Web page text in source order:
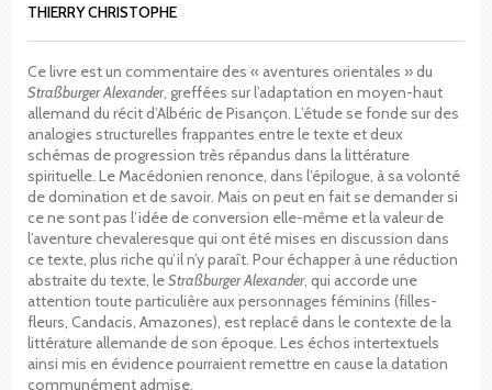
THIERRY CHRISTOPHE
Ce livre est un commentaire des « aventures orientales » du
Straßburger Alexander, greffées sur l’adaptation en moyen-haut
allemand du récit d’Albéric de Pisançon. L’étude se fonde sur des
analogies structurelles frappantes entre le texte et deux
schémas de progression très répandus dans la littérature
spirituelle. Le Macédonien renonce, dans l’épilogue, à sa volonté
de domination et de savoir. Mais on peut en fait se demander si
ce ne sont pas l’idée de conversion elle-même et la valeur de
l’aventure chevaleresque qui ont été mises en discussion dans
ce texte, plus riche qu’il n’y paraît. Pour échapper à une réduction
abstraite du texte, leStraßburger Alexander, qui accorde une
attention toute particulière aux personnages féminins (filles-
fleurs, Candacis, Amazones), est replacé dans le contexte de la
littérature allemande de son époque. Les échos intertextuels
ainsi mis en évidence pourraient remettre en cause la datation
communément admise.